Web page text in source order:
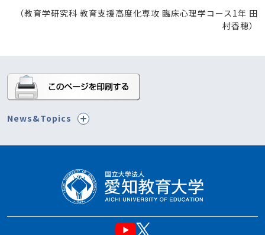
（教育学研究科 教育支援高度化専攻 臨床心理学コース1年 田
村香穂）
News&Topics